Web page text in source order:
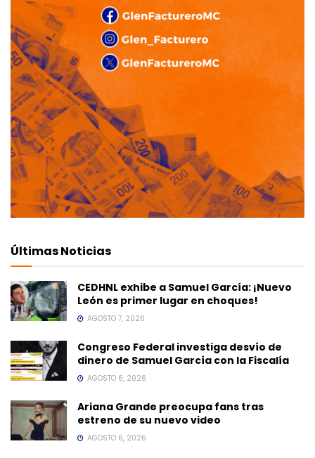
Últimas Noticias
CEDHNL exhibe a Samuel García: ¡Nuevo
León es primer lugar en choques!
AGOSTO 7, 2026
Congreso Federal investiga desvío de
dinero de Samuel García con la Fiscalía
AGOSTO 6, 2026
Ariana Grande preocupa fans tras
estreno de su nuevo video
AGOSTO 6, 2026